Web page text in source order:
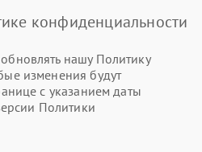
конфиденциальности
нашу Политику
изменения будут
с указанием даты
Политики